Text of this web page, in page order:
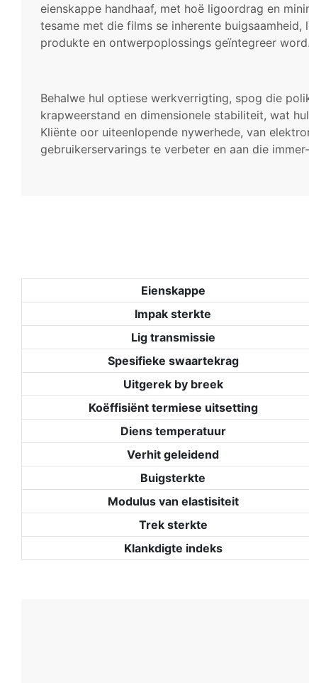
eienskappe handhaaf, met hoë ligoordrag en
tesame met die films se inherente
produkte en ontwerpoplossings geïntegreer word.
Behalwe hul optiese werkverrigting, spog die
krapweerstand en dimensionele stabiliteit, wat
Kliënte oor uiteenlopende nywerhede, van
gebruikerservarings te verbeter en aan die
Eienskappe
Impak sterkte
Lig transmissie
Spesifieke swaartekrag
Uitgerek by breek
Koëffisiënt termiese uitsetting
Diens temperatuur
Verhit geleidend
Buigsterkte
Modulus van elastisiteit
Trek sterkte
Klankdigte indeks